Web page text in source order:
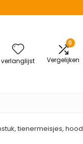
verlanglijst
0
Vergelijken
tienermeisjes,